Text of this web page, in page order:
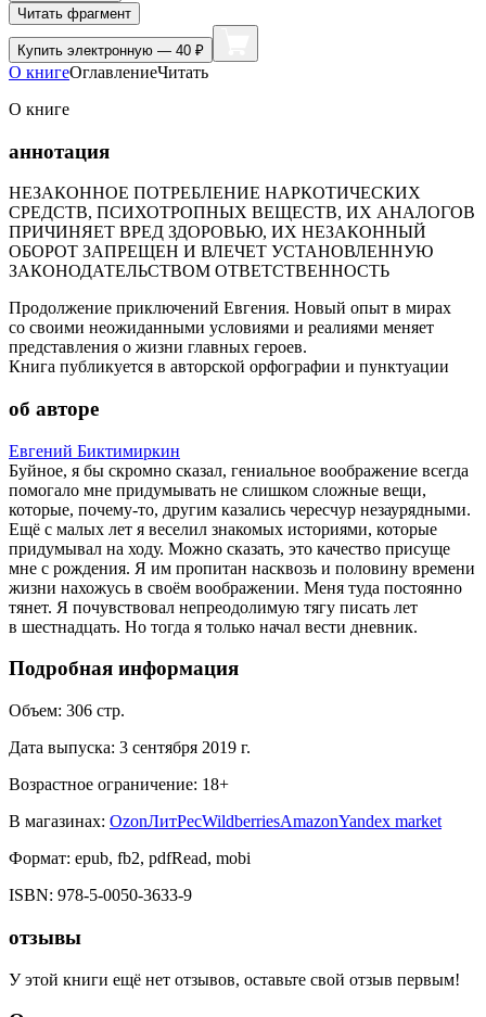
Читать фрагмент
Купить электронную — 40 ₽
О книгеОглавлениеЧитать
О книге
аннотация
НЕЗАКОННОЕ ПОТРЕБЛЕНИЕ НАРКОТИЧЕСКИХ
СРЕДСТВ, ПСИХОТРОПНЫХ ВЕЩЕСТВ, ИХ АНАЛОГОВ
ПРИЧИНЯЕТ ВРЕД ЗДОРОВЬЮ, ИХ НЕЗАКОННЫЙ
ОБОРОТ ЗАПРЕЩЕН И ВЛЕЧЕТ УСТАНОВЛЕННУЮ
ЗАКОНОДАТЕЛЬСТВОМ ОТВЕТСТВЕННОСТЬ
Продолжение приключений Евгения. Новый опыт в мирах
со своими неожиданными условиями и реалиями меняет
представления о жизни главных героев.
Книга публикуется в авторской орфографии и пунктуации
об авторе
Евгений Биктимиркин
Буйное, я бы скромно сказал, гениальное воображение всегда
помогало мне придумывать не слишком сложные вещи,
которые, почему-то, другим казались чересчур незаурядными.
Ещё с малых лет я веселил знакомых историями, которые
придумывал на ходу. Можно сказать, это качество присуще
мне с рождения. Я им пропитан насквозь и половину времени
жизни нахожусь в своём воображении. Меня туда постоянно
тянет. Я почувствовал непреодолимую тягу писать лет
в шестнадцать. Но тогда я только начал вести дневник.
Подробная информация
Объем: 306 стр.
Дата выпуска: 3 сентября 2019 г.
Возрастное ограничение: 18+
В магазинах: OzonЛитРесWildberriesAmazonYandex market
Формат: epub, fb2, pdfRead, mobi
ISBN: 978-5-0050-3633-9
отзывы
У этой книги ещё нет отзывов, оставьте свой отзыв первым!